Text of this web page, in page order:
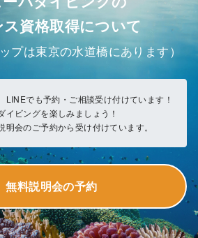
資格取得について
プは東京の水道橋にあります）
LINEでも予約・ご相談受け付けています！
イビングを楽しみましょう！
明会のご予約から受け付けています。
無料説明会の予約